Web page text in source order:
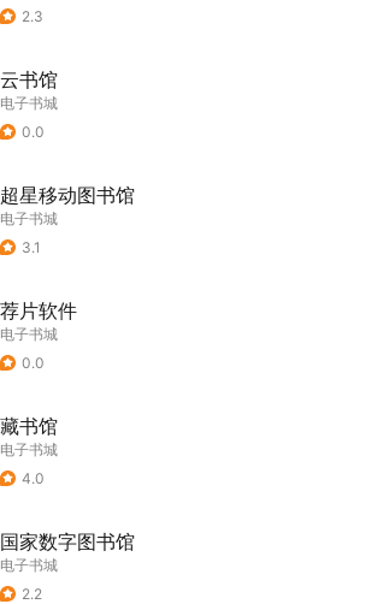
2.3
云书馆
电子书城
0.0
超星移动图书馆
电子书城
3.1
荐片软件
电子书城
0.0
藏书馆
电子书城
4.0
国家数字图书馆
电子书城
2.2